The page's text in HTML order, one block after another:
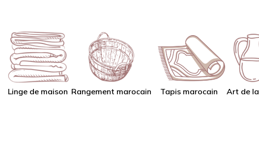
Linge de maison Rangement marocain Tapis marocain Art de